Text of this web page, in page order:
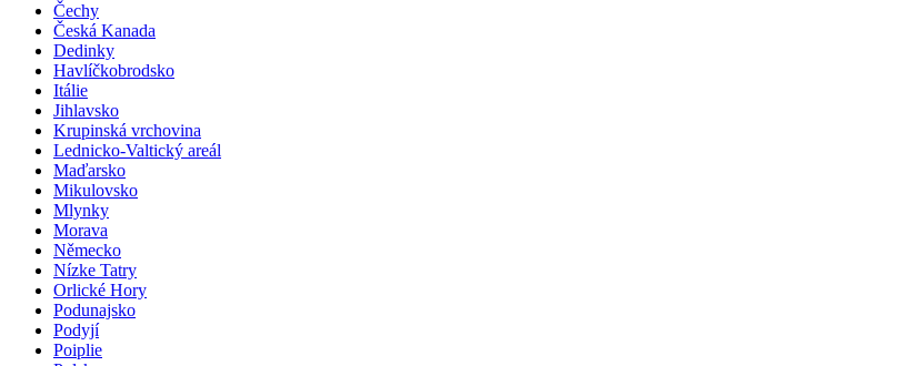
Čechy
Česká Kanada
Dedinky
Havlíčkobrodsko
Itálie
Jihlavsko
Krupinská vrchovina
Lednicko-Valtický areál
Maďarsko
Mikulovsko
Mlynky
Morava
Německo
Nízke Tatry
Orlické Hory
Podunajsko
Podyjí
Poiplie